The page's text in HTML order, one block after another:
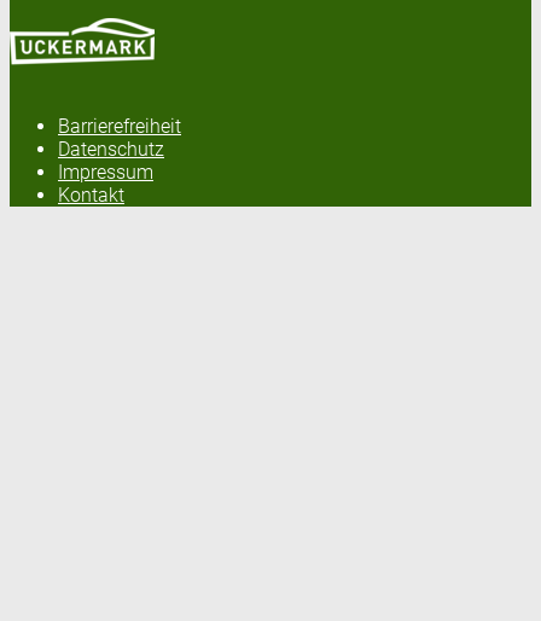
Barrierefreiheit
Datenschutz
Impressum
Kontakt